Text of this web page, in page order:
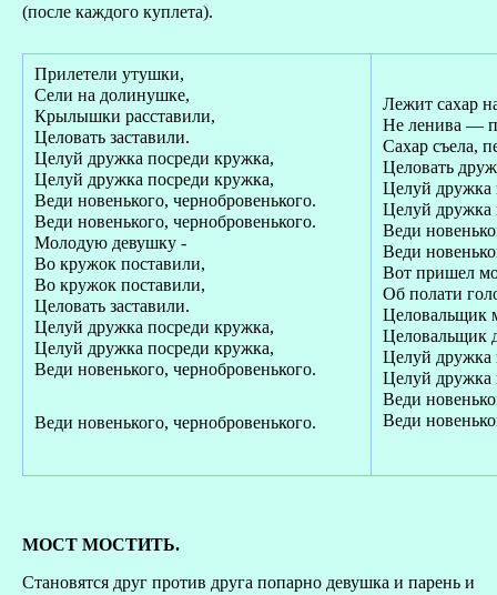
(после каждого куплета).
Прилетели утушки,
Сели на долинушке,
Крылышки расставили,
Целовать заставили.
Целуй дружка посреди кружка,
Целуй дружка посреди кружка,
Веди новенького, чернобровенького.
Веди новенького, чернобровенького.
Молодую девушку -
Во кружок поставили,
Во кружок поставили,
Целовать заставили.
Целуй дружка посреди кружка,
Целуй дружка посреди кружка,
Веди новенького, чернобровенького.
Веди новенького, чернобровенького.
Лежит сахар
Не ленива —
Сахар съела,
Целовать
Целуй дружка
Целуй дружка
Веди
Веди
Вот пришел
Об полати
Целовальщик
Целовальщик
Целуй дружка
Целуй дружка
Веди
Веди
МОСТ МОСТИТЬ.
Становятся друг против друга попарно девушка и парень и